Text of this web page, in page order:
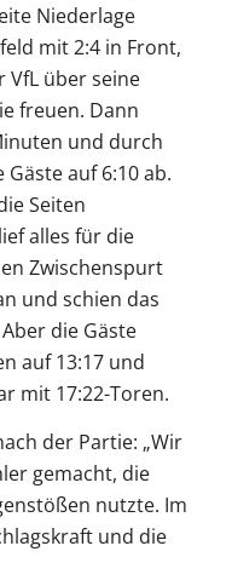
Niederlage
mit 2:4 in Front,
VfL über seine
freuen. Dann
und durch
auf 6:10 ab.
Seiten
alles für die
Zwischenspurt
und schien das
die Gäste
auf 13:17 und
mit 17:22-Toren.
der Partie: „Wir
gemacht, die
nutzte. Im
und die